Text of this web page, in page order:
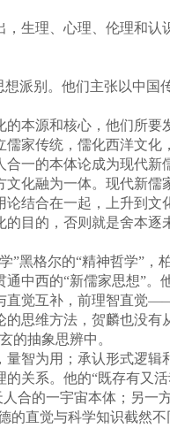
理、心理、伦理和认
别。他们主张以中国
源和核心，他们所要
家传统，儒化西洋文
一的本体论成为现代新
融为一体。现代新儒
结合在一起，上升到
目的，否则就是舍本逐
格尔的“精神哲学”，
中西的“新儒家思想”
直觉互补，前理智直
思维方法，贺麟也没
的抽象思辨中。
为用；承认形式逻辑
关系。他的“既存有又
合的一宇宙本体；另一
的直觉与科学知识截然